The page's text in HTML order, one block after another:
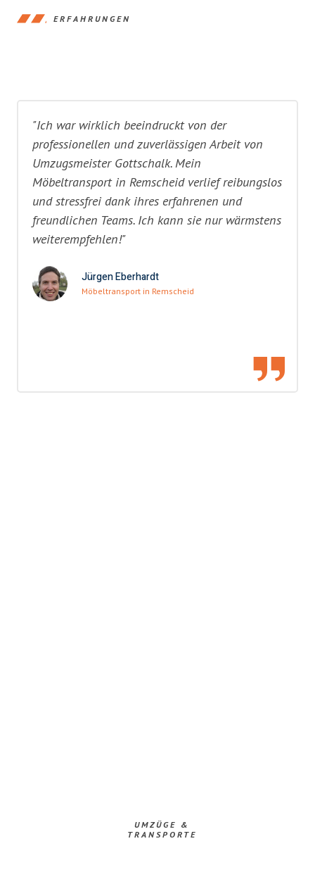
ERFAHRUNGEN
"Ich war wirklich beeindruckt von der
professionellen und zuverlässigen Arbeit von
Umzugsmeister Gottschalk. Mein
Möbeltransport in Remscheid verlief reibungslos
und stressfrei dank ihres erfahrenen und
freundlichen Teams. Ich kann sie nur wärmstens
weiterempfehlen!"
Jürgen Eberhardt
Möbeltransport in Remscheid
UMZÜGE &
TRANSPORTE